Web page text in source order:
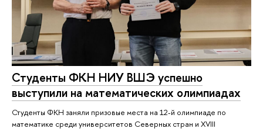
Студенты ФКН НИУ ВШЭ успешно
выступили на математических олимпиадах
Студенты ФКН заняли призовые места на 12-й олимпиаде по
математике среди университетов Северных стран и XVIII